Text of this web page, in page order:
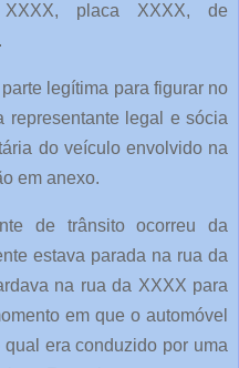
placa XXXX, de
legítima para figurar no
representante legal e sócia
do veículo envolvido na
em anexo.
de trânsito ocorreu da
estava parada na rua da
na rua da XXXX para
em que o automóvel
era conduzido por uma